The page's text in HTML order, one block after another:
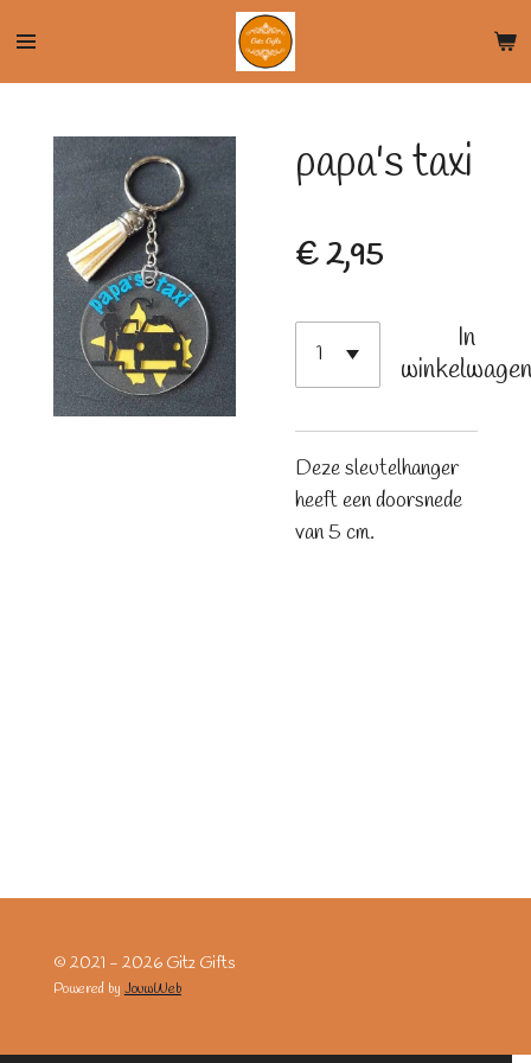
naar
hoofdinhoud
papa's taxi
€ 2,95
In
Deze sleutelhanger
heeft een doorsnede
van 5 cm.
© 2021 - 2026 Gitz Gifts
Powered byJouwWeb